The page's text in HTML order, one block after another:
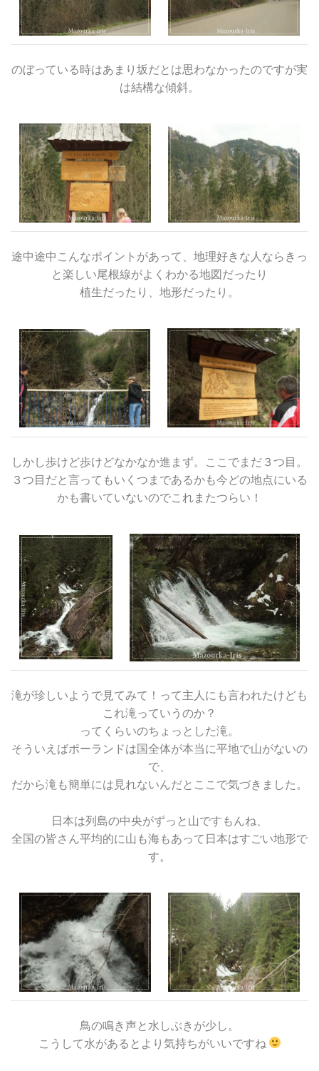
のぼっている時はあまり坂だとは思わなかったのですが実
は結構な傾斜。
途中途中こんなポイントがあって、地理好きな人ならきっ
と楽しい尾根線がよくわかる地図だったり
植生だったり、地形だったり。
しかし歩けど歩けどなかなか進まず。ここでまだ３つ目。
３つ目だと言ってもいくつまであるかも今どの地点にいる
かも書いていないのでこれまたつらい！
滝が珍しいようで見てみて！って主人にも言われたけども
これ滝っていうのか？
ってくらいのちょっとした滝。
そういえばポーランドは国全体が本当に平地で山がないの
で、
だから滝も簡単には見れないんだとここで気づきました。
日本は列島の中央がずっと山ですもんね、
全国の皆さん平均的に山も海もあって日本はすごい地形で
す。
鳥の鳴き声と水しぶきが少し。
こうして水があるとより気持ちがいいですね